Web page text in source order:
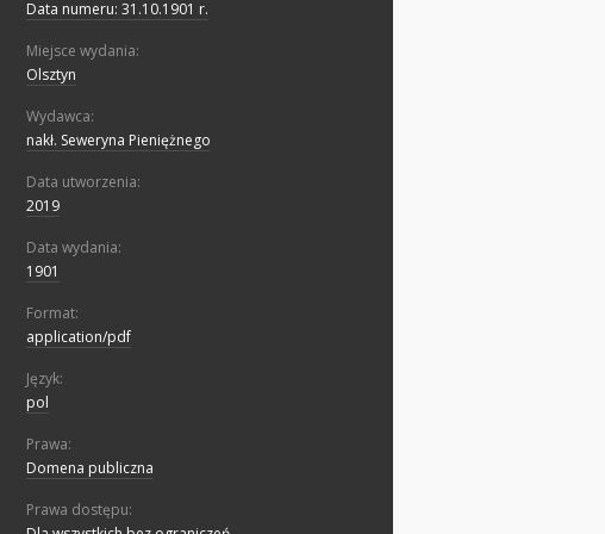
Data numeru: 31.10.1901 r.
Miejsce wydania:
Olsztyn
Wydawca:
nakł. Seweryna Pieniężnego
Data utworzenia:
2019
Data wydania:
1901
Format:
application/pdf
Język:
pol
Prawa:
Domena publiczna
Prawa dostępu: